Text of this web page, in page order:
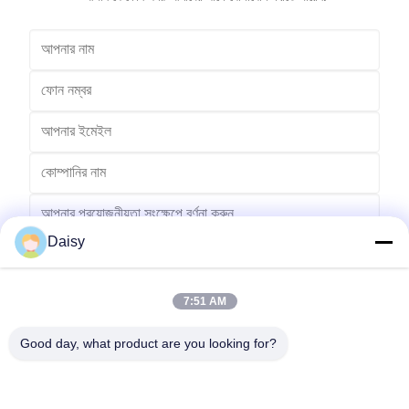
Daisy
7:51 AM
Good day, what product are you looking for?